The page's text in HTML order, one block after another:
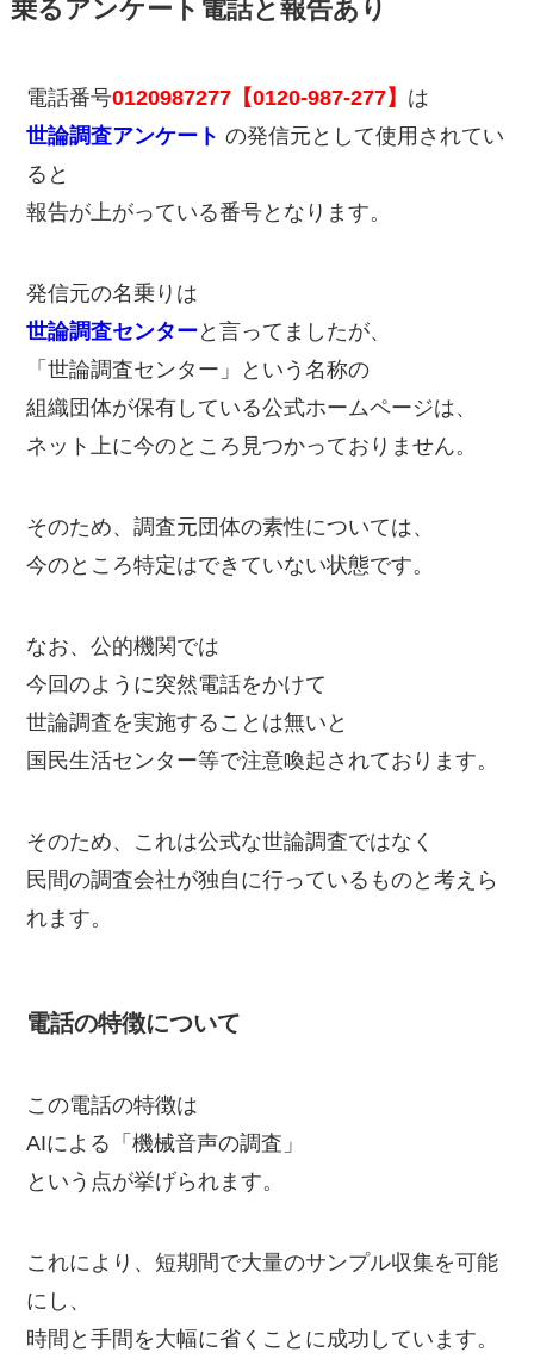
乗るアンケート電話と報告あり
電話番号0120987277【0120-987-277】 は
世論調査アンケート の発信元として使用されてい
ると
報告が上がっている番号となります。
発信元の名乗りは
世論調査センターと言ってましたが、
「世論調査センター」という名称の
組織団体が保有している公式ホームページは、
ネット上に今のところ見つかっておりません。
そのため、調査元団体の素性については、
今のところ特定はできていない状態です。
なお、公的機関では
今回のように突然電話をかけて
世論調査を実施することは無いと
国民生活センター等で注意喚起されております。
そのため、これは公式な世論調査ではなく
民間の調査会社が独自に行っているものと考えら
れます。
電話の特徴について
この電話の特徴は
AIによる「機械音声の調査」
という点が挙げられます。
これにより、短期間で大量のサンプル収集を可能
にし、
時間と手間を大幅に省くことに成功しています。